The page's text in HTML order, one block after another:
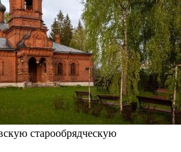
старообрядческую